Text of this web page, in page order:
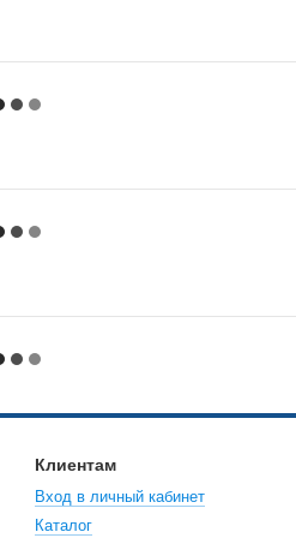
Клиентам
Вход в личный кабинет
Каталог